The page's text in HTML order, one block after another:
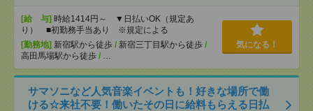
[給 与] 時給1414円～ ▼日払いOK（規定あ
り） ■初勤務手当あり ※規定による
[勤務地] 新宿駅から徒歩 / 新宿三丁目駅から徒歩 /
高田馬場駅から徒歩 / …
気になる！
サマソニなど人気音楽イベントも！好きな場所で働
ける☆来社不要！働いたその日に給料もらえる日払